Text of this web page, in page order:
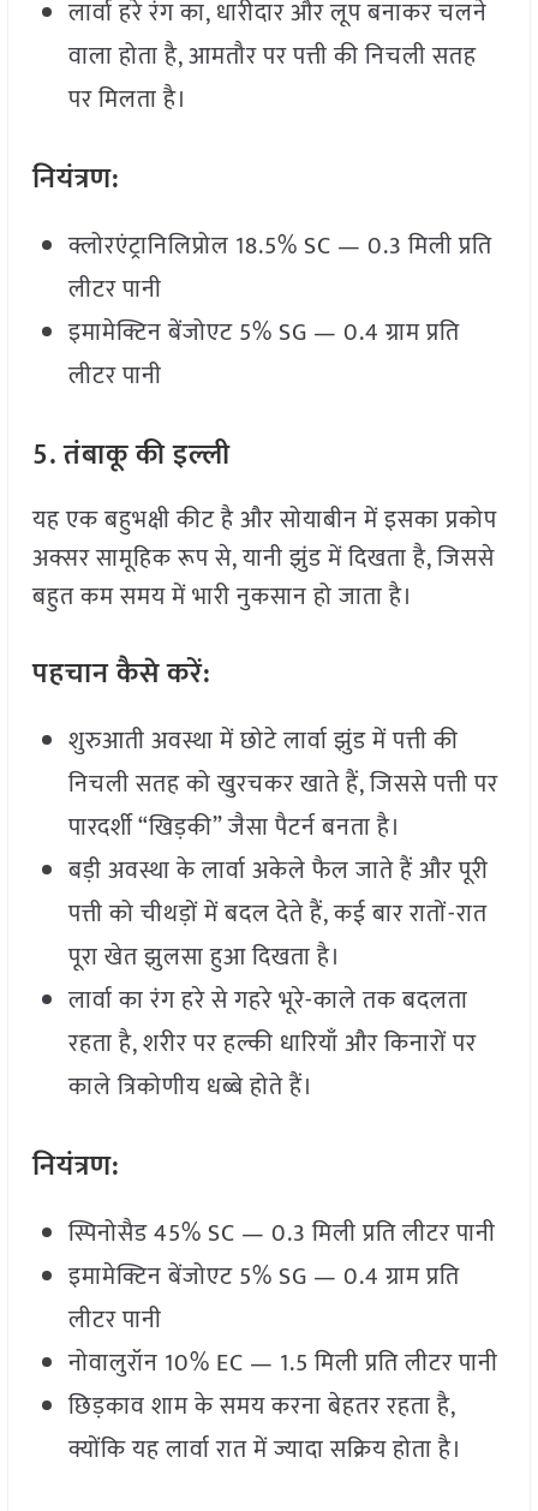
लार्वा हरे रंग का, धारीदार और लूप बनाकर चलने
वाला होता है, आमतौर पर पत्ती की निचली सतह
पर मिलता है।
नियंत्रण:
क्लोरएंट्रानिलिप्रोल 18.5% SC — 0.3 मिली प्रति
लीटर पानी
इमामेक्टिन बेंजोएट 5% SG — 0.4 ग्राम प्रति
लीटर पानी
5.तंबाकूकीइल्ली
यह एक बहुभक्षी कीट है और सोयाबीन में इसका प्रकोप
अक्सर सामूहिक रूप से, यानी झुंड में दिखता है, जिससे
बहुत कम समय में भारी नुकसान हो जाता है।
पहचानकैसेकरें:
शुरुआती अवस्था में छोटे लार्वा झुंड में पत्ती की
निचली सतह को खुरचकर खाते हैं, जिससे पत्ती पर
पारदर्शी “खिड़की” जैसा पैटर्न बनता है।
बड़ी अवस्था के लार्वा अकेले फैल जाते हैं और पूरी
पत्ती को चीथड़ों में बदल देते हैं, कई बार रातों-रात
पूरा खेत झुलसा हुआ दिखता है।
लार्वा का रंग हरे से गहरे भूरे-काले तक बदलता
रहता है, शरीर पर हल्की धारियाँ और किनारों पर
काले त्रिकोणीय धब्बे होते हैं।
नियंत्रण:
स्पिनोसैड 45% SC — 0.3 मिली प्रति लीटर पानी
इमामेक्टिन बेंजोएट 5% SG — 0.4 ग्राम प्रति
लीटर पानी
नोवालुरॉन 10% EC — 1.5 मिली प्रति लीटर पानी
छिड़काव शाम के समय करना बेहतर रहता है,
क्योंकि यह लार्वा रात में ज्यादा सक्रिय होता है।